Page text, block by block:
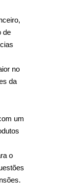
de
no
da
um
o